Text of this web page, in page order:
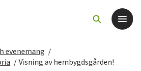
evenemang /
/ Visning av hembygdsgården!